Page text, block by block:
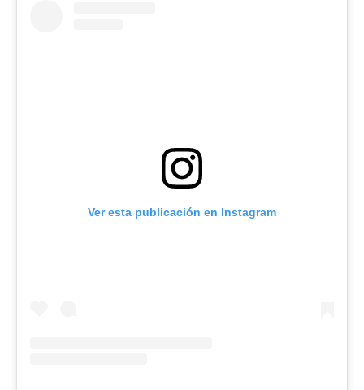
Ver esta publicación en Instagram